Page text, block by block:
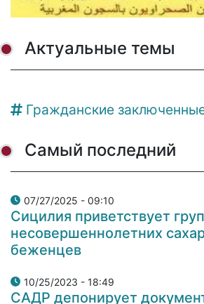
Актуальные темы
Гражданские
Самый последний
07/27/2025 - 09:10
Сицилия приветствует
несовершеннолетних
беженцев
10/25/2023 - 18:49
САДР депонирует